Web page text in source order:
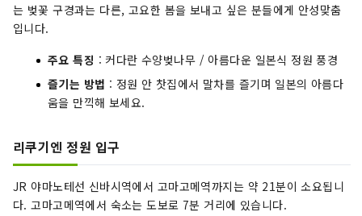
는 벚꽃 구경과는 다른, 고요한 봄을 보내고 싶은 분들에게 안성맞춤
입니다.
주요 특징 : 커다란 수양벚나무 / 아름다운 일본식 정원 풍경
즐기는 방법 : 정원 안 찻집에서 말차를 즐기며 일본의 아름다
움을 만끽해 보세요.
리쿠기엔 정원 입구
JR 야마노테선 신바시역에서 고마고메역까지는 약 21분이 소요됩니
다. 고마고메역에서 숙소는 도보로 7분 거리에 있습니다.